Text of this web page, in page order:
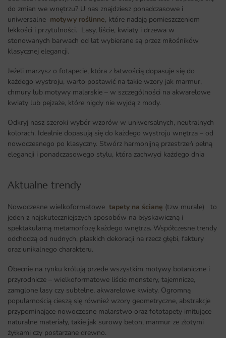
do zmian we wnętrzu? U nas znajdziesz ponadczasowe i
uniwersalne motywy roślinne, które nadają pomieszczeniom
lekkości i przytulności. Lasy, liście, kwiaty i drzewa w
stonowanych barwach od lat wybierane są przez miłośników
klasycznej elegancji.
Jeżeli marzysz o fotapecie, która z łatwością dopasuje się do
każdego wystroju, warto postawić na takie wzory jak marmur,
chmury lub motywy malarskie – w szczególności na akwarelowe
kwiaty lub pejzaże, które nigdy nie wyjdą z mody.
Odkryj nasz szeroki wybór wzorów w uniwersalnych, neutralnych
kolorach. Idealnie dopasują się do każdego wystroju wnętrza – od
nowoczesnego po klasyczny. Stwórz harmonijną przestrzeń pełną
elegancji i ponadczasowego stylu, która zachwyci każdego dnia
Aktualne trendy​
Nowoczesne wielkoformatowe tapety na ścianę (tzw murale) to
jeden z najskuteczniejszych sposobów na błyskawiczną i
spektakularną metamorfozę każdego wnętrza. Współczesne trendy
odchodzą od nudnych, płaskich dekoracji na rzecz głębi, faktury
oraz unikalnego charakteru.
Obecnie na rynku królują przede wszystkim motywy botaniczne i
przyrodnicze – wielkoformatowe liście monstery, tajemnicze,
zamglone lasy czy subtelne, akwarelowe kwiaty. Ogromną
popularnością cieszą się również wzory geometryczne, abstrakcje
przypominające nowoczesne malarstwo oraz fototapety imitujące
naturalne materiały, takie jak surowy beton, marmur ze złotymi
żyłkami czy postarzane drewno.